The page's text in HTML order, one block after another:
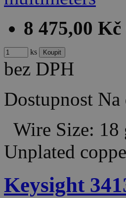
8 475,00 Kč
ks
bez DPH
Dostupnost Na
Wire Size: 18
Unplated
Keysight